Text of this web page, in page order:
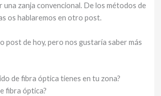
una zanja convencional. De los métodos de
os hablaremos en otro post.
post de hoy, pero nos gustaría saber más
de fibra óptica tienes en tu zona?
fibra óptica?